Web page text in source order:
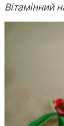
Вітамінний